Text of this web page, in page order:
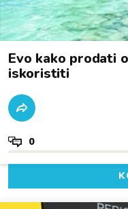
Evo kako prodati
iskoristiti
0